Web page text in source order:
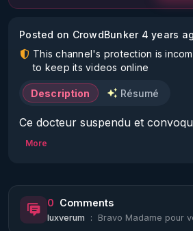
Posted on CrowdBunker 4 years
This channel's protection is
to keep its videos online
Description Résumé
Ce docteur suspendu et
médecins, on vous a menti,
More
0 Comments
luxverum : Bravo Madame pour